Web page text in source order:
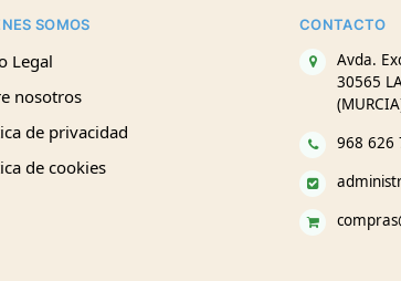
SOMOS
Legal
nosotros
de privacidad
de cookies
CONTACTO
Avda.
30565
968 626